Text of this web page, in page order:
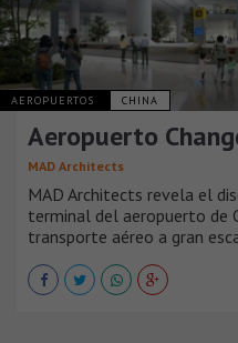
AEROPUERTOS CHINA
Aeropuerto
MAD Architects
MAD Architects revela el
terminal del aeropuerto de
transporte aéreo a gran